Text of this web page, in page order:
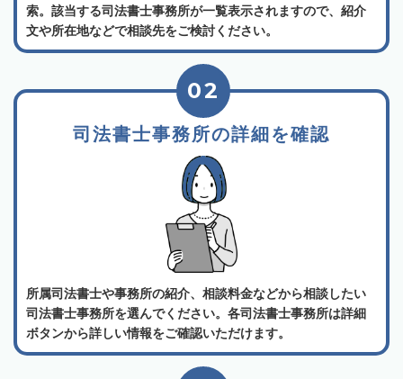
索。該当する司法書士事務所が一覧表示されますので、紹介
文や所在地などで相談先をご検討ください。
司法書士事務所の詳細を確認
02
所属司法書士や事務所の紹介、相談料金などから相談したい
司法書士事務所を選んでください。各司法書士事務所は詳細
ボタンから詳しい情報をご確認いただけます。